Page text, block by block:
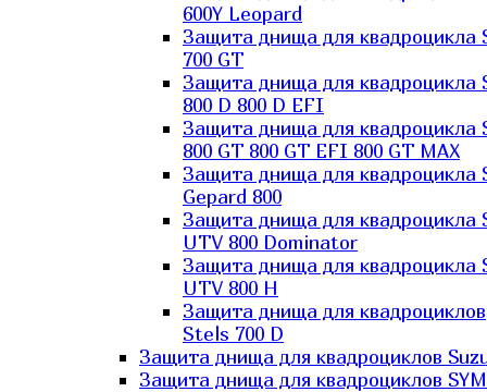
600Y Leopard
Защита днища для квадроцикла
700 GT
Защита днища для квадроцикла
800 D 800 D EFI
Защита днища для квадроцикла
800 GT 800 GT EFI 800 GT MAX
Защита днища для квадроцикла
Gepard 800
Защита днища для квадроцикла
UTV 800 Dominator
Защита днища для квадроцикла
UTV 800 H
Защита днища для квадроциклов
Stels 700 D
Защита днища для квадроциклов
Защита днища для квадроциклов SYM